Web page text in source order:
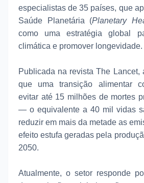
especialistas de 35 países, que
Saúde Planetária (Planetary
como uma estratégia global
climática e promover longevidade.
Publicada na revista The Lancet,
que uma transição alimentar
evitar até 15 milhões de mortes
— o equivalente a 40 mil vidas
reduzir em mais da metade as
efeito estufa geradas pela
2050.
Atualmente, o setor responde